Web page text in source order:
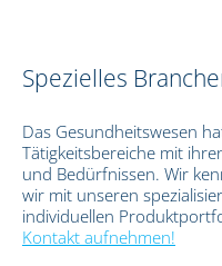
Spezielles
Das Gesundheitswesen
Tätigkeitsbereiche mit
und Bedürfnissen. Wir
wir mit unseren
individuellen
Kontakt aufnehmen!